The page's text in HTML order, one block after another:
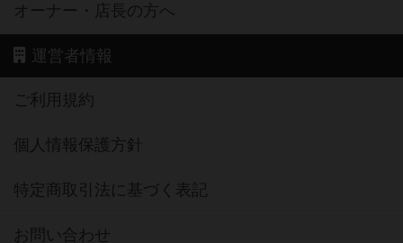
オーナー・店長の方へ
運営者情報
ご利用規約
個人情報保護方針
特定商取引法に基づく表記
お問い合わせ